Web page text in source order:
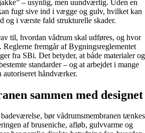
– usynlig, men uundværlig. Uden en
fugt sive ind i vægge og gulv, hvilket kan
og i værste fald strukturelle skader.
til, hvordan vådrum skal udføres, og hvor
Reglerne fremgår af Bygningsreglementet
fra SBi. Det betyder, at både materialer og
standarder – og at arbejdet i mange
håndværker.
sammen med designet
bør vådrumsmembranen tænkes
af bruseniche, afløb, gulvvarme og